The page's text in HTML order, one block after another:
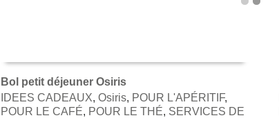
AJOUTER AU PANIER
Bol petit déjeuner Osiris
IDEES CADEAUX, Osiris, POUR L'APÉRITIF,
POUR LE CAFÉ, POUR LE THÉ, SERVICES DE